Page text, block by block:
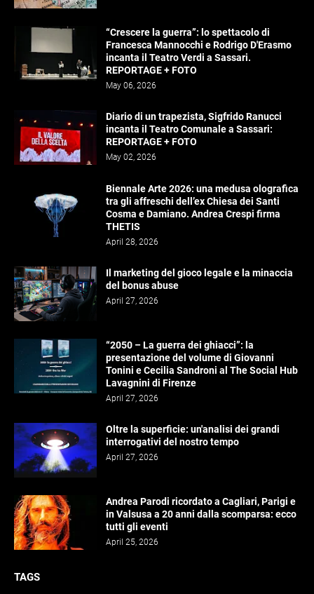
“Crescere la guerra”: lo spettacolo di
Francesca Mannocchi e Rodrigo D'Erasmo
incanta il Teatro Verdi a Sassari.
REPORTAGE + FOTO
May 06, 2026
Diario di un trapezista, Sigfrido Ranucci
incanta il Teatro Comunale a Sassari:
REPORTAGE + FOTO
May 02, 2026
Biennale Arte 2026: una medusa olografica
tra gli affreschi dell’ex Chiesa dei Santi
Cosma e Damiano. Andrea Crespi firma
THETIS
April 28, 2026
Il marketing del gioco legale e la minaccia
del bonus abuse
April 27, 2026
“2050 – La guerra dei ghiacci”: la
presentazione del volume di Giovanni
Tonini e Cecilia Sandroni al The Social Hub
Lavagnini di Firenze
April 27, 2026
Oltre la superficie: un'analisi dei grandi
interrogativi del nostro tempo
April 27, 2026
Andrea Parodi ricordato a Cagliari, Parigi e
in Valsusa a 20 anni dalla scomparsa: ecco
tutti gli eventi
April 25, 2026
TAGS